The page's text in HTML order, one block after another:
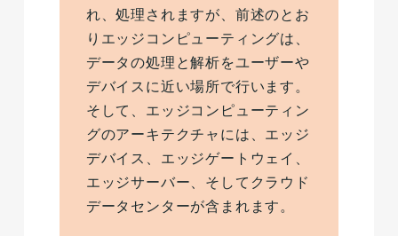
れ、処理されますが、前述のとお
りエッジコンピューティングは、
データの処理と解析をユーザーや
デバイスに近い場所で行います。
そして、エッジコンピューティン
グのアーキテクチャには、エッジ
デバイス、エッジゲートウェイ、
エッジサーバー、そしてクラウド
データセンターが含まれます。